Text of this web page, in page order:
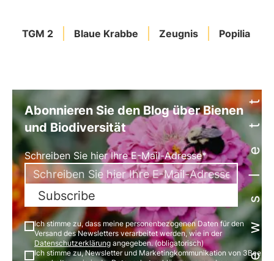
TGM 2 Blaue Krabbe Zeugnis PopiliaNewsletter
Abonnieren Sie den Blog über Bienen
und Biodiversität
Schreiben Sie hier Ihre E-Mail-Adresse*
Subscribe
Ich stimme zu, dass meine personenbezogenen Daten für den
Versand des Newsletters verarbeitet werden, wie in der
Datenschutzerklärung angegeben. (obligatorisch)
Ich stimme zu, Newsletter und Marketingkommunikation von 3Bee